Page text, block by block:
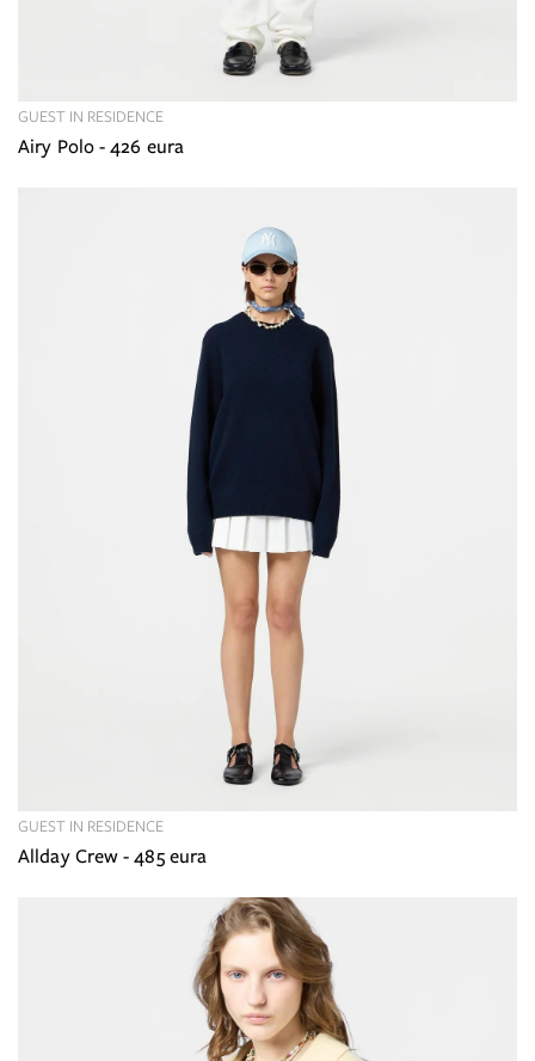
Airy Polo - 426 eura
GUEST IN RESIDENCE
Allday Crew - 485 eura
GUEST IN RESIDENCE